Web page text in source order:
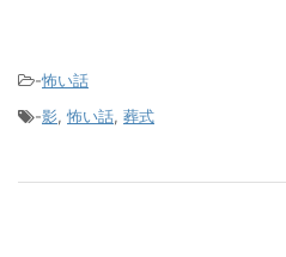
-怖い話
-影,怖い話, 葬式